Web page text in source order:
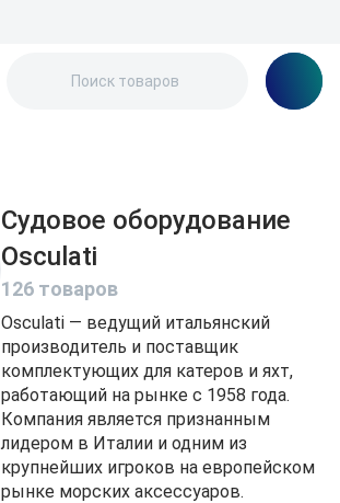
Судовое оборудование
Osculati
126 товаров
Osculati — ведущий итальянский
производитель и поставщик
комплектующих для катеров и яхт,
работающий на рынке с 1958 года.
Компания является признанным
лидером в Италии и одним из
крупнейших игроков на европейском
рынке морских аксессуаров.